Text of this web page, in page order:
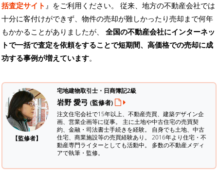
括査定サイト 』をご利用ください。 従来、地方の不動産会社では
十分に客付けができず、物件の売却が難しかったり売却まで何年
もかかることがありましたが、 全国の不動産会社にインターネッ
トで一括で査定を依頼をすることで短期間、高価格での売却に成
功する事例が増えています。
【監修者】
宅地建物取引士・日商簿記2級
岩野 愛弓 (監修者)
注文住宅会社で15年以上、不動産売買、建築デザイン企
画、営業企画等に従事。 主に土地や中古住宅の売買契
約、金融・司法書士手続きを経験。 自身でも土地、中古
住宅、商業施設等の売買経験あり。 2016年より住宅・不
動産専門ライターとしても活動中。 多数の不動産メディ
アで執筆・監修。